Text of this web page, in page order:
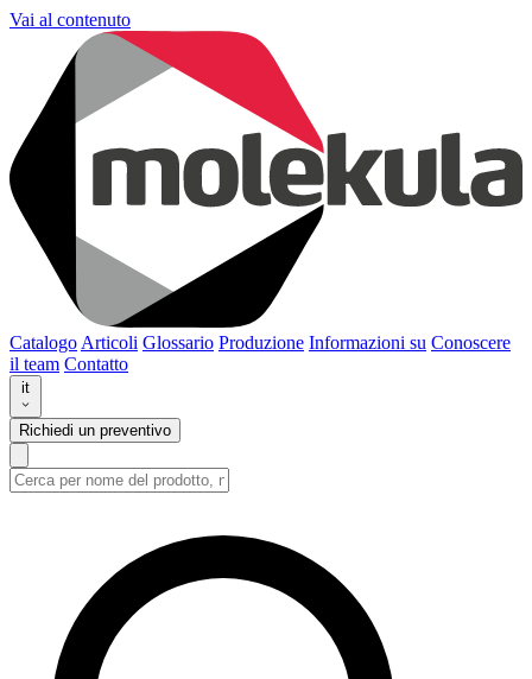
Vai al contenuto
Catalogo Articoli Glossario Produzione Informazioni su Conoscere
il team Contatto
it
Richiedi un preventivo